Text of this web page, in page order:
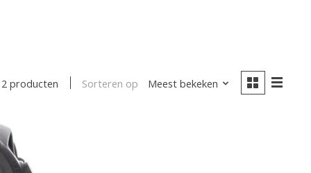
2 producten Sorteren op Meest bekeken